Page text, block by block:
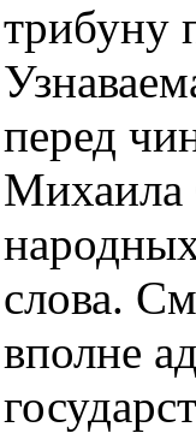
трибуну
перед
Михаила
слова.
вполне